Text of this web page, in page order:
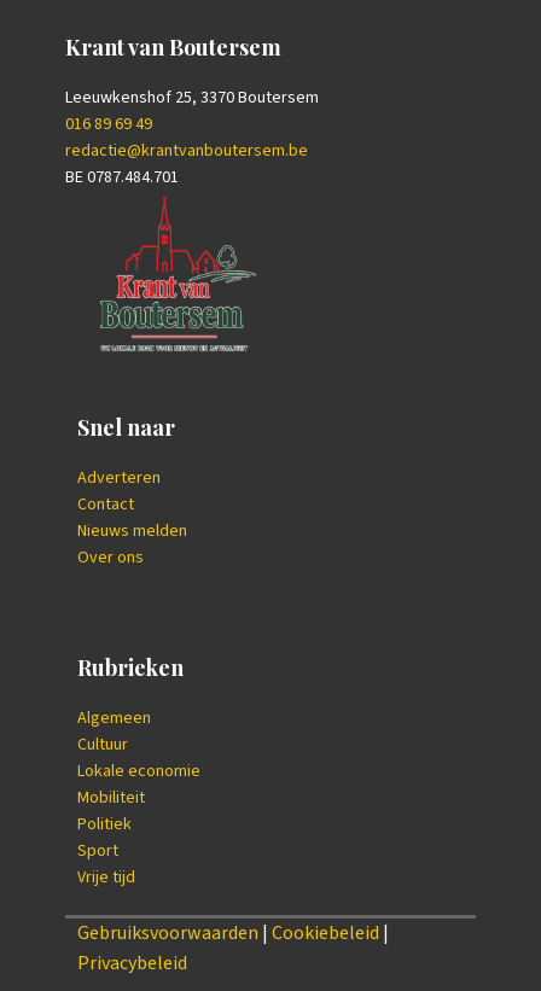
Krant van Boutersem
Leeuwkenshof 25, 3370 Boutersem
016 89 69 49
redactie@krantvanboutersem.be
BE 0787.484.701
Snel naar
Adverteren
Contact
Nieuws melden
Over ons
Rubrieken
Algemeen
Cultuur
Lokale economie
Mobiliteit
Politiek
Sport
Vrije tijd
Gebruiksvoorwaarden | Cookiebeleid |
Privacybeleid